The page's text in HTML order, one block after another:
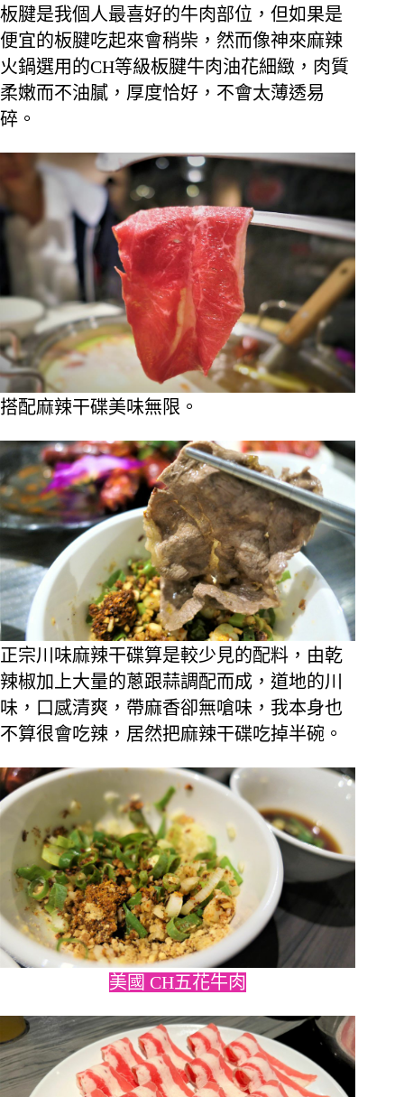
板腱是我個人最喜好的牛肉部位，但如果是
便宜的板腱吃起來會稍柴，然而像神來麻辣
火鍋選用的CH等級板腱牛肉油花細緻，肉質
柔嫩而不油膩，厚度恰好，不會太薄透易
碎。
搭配麻辣干碟美味無限。
正宗川味麻辣干碟算是較少見的配料，由乾
辣椒加上大量的蔥跟蒜調配而成，道地的川
味，口感清爽，帶麻香卻無嗆味，我本身也
不算很會吃辣，居然把麻辣干碟吃掉半碗。
美國 CH五花牛肉